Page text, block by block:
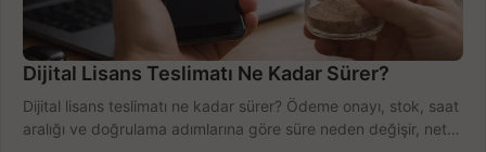
Dijital Lisans Teslimatı Ne Kadar Sürer?
Dijital lisans teslimatı ne kadar sürer? Ödeme onayı, stok, saat
aralığı ve doğrulama adımlarına göre süre neden değişir, net